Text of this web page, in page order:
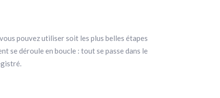
pouvez utiliser soit les plus belles étapes
se déroule en boucle : tout se passe dans le